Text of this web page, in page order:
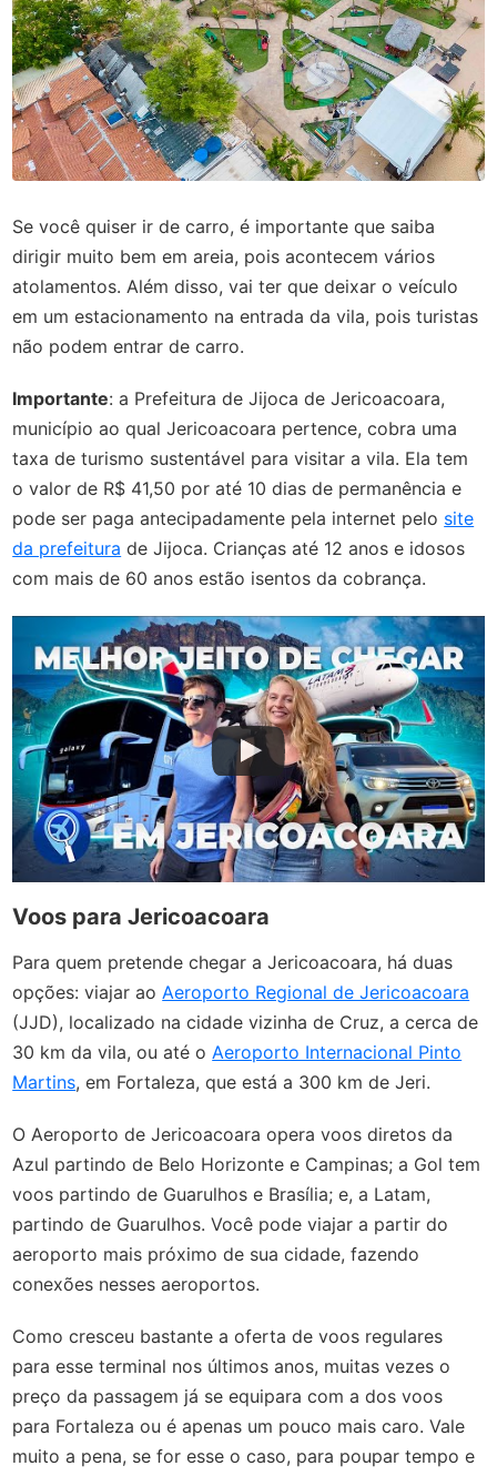
Se você quiser ir de carro, é importante que saiba
dirigir muito bem em areia, pois acontecem vários
atolamentos. Além disso, vai ter que deixar o veículo
em um estacionamento na entrada da vila, pois turistas
não podem entrar de carro.
Importante: a Prefeitura de Jijoca de Jericoacoara,
município ao qual Jericoacoara pertence, cobra uma
taxa de turismo sustentável para visitar a vila. Ela tem
o valor de R$ 41,50 por até 10 dias de permanência e
pode ser paga antecipadamente pela internet pelo site
da prefeitura de Jijoca. Crianças até 12 anos e idosos
com mais de 60 anos estão isentos da cobrança.
Voos para Jericoacoara
Para quem pretende chegar a Jericoacoara, há duas
opções: viajar aoAeroporto Regional de Jericoacoara
(JJD), localizado na cidade vizinha de Cruz, a cerca de
30 km da vila, ou até oAeroporto Internacional Pinto
Martins, em Fortaleza, que está a 300 km de Jeri.
O Aeroporto de Jericoacoara opera voos diretos da
Azul partindo de Belo Horizonte e Campinas; a Gol tem
voos partindo de Guarulhos e Brasília; e, a Latam,
partindo de Guarulhos. Você pode viajar a partir do
aeroporto mais próximo de sua cidade, fazendo
conexões nesses aeroportos.
Como cresceu bastante a oferta de voos regulares
para esse terminal nos últimos anos, muitas vezes o
preço da passagem já se equipara com a dos voos
para Fortaleza ou é apenas um pouco mais caro. Vale
muito a pena, se for esse o caso, para poupar tempo e